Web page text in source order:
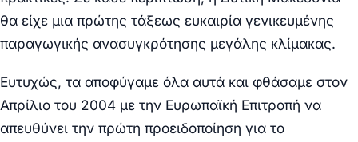
θα είχε μια πρώτης τάξεως ευκαιρία γενικευμένης
παραγωγικής ανασυγκρότησης μεγάλης κλίμακας.
Ευτυχώς, τα αποφύγαμε όλα αυτά και φθάσαμε στον
Απρίλιο του 2004 με την Ευρωπαϊκή Επιτροπή να
απευθύνει την πρώτη προειδοποίηση για το